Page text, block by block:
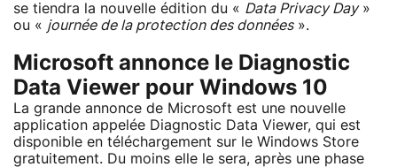
se tiendra la nouvelle édition du « Data Privacy Day»
ou « journée de la protection des données».
Microsoft annonce le Diagnostic
Data Viewer pour Windows 10
La grande annonce de Microsoft est une nouvelle
application appelée Diagnostic Data Viewer, qui est
disponible en téléchargement sur le Windows Store
gratuitement. Du moins elle le sera, après une phase